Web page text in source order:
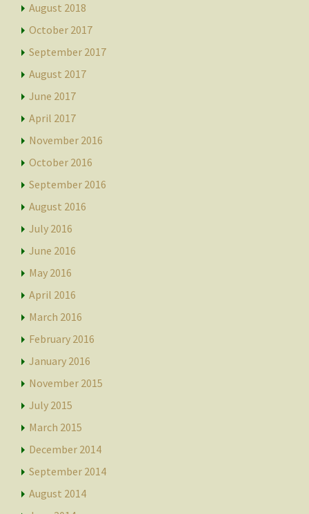
August 2018
October 2017
September 2017
August 2017
June 2017
April 2017
November 2016
October 2016
September 2016
August 2016
July 2016
June 2016
May 2016
April 2016
March 2016
February 2016
January 2016
November 2015
July 2015
March 2015
December 2014
September 2014
August 2014